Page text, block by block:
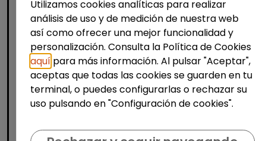
Producción, Industria y Calidad
Operario/a de manipulados
(aranjuez, madrid)
Utilizamos cookies analíticas para realizar
análisis de uso y de medición de nuestra web
así como ofrecer una mejor funcionalidad y
personalización. Consulta la Política de Cookies
aquí para más información. Al pulsar "Aceptar",
aceptas que todas las cookies se guarden en tu
terminal, o puedes configurarlas o rechazar su
uso pulsando en "Configuración de cookies".